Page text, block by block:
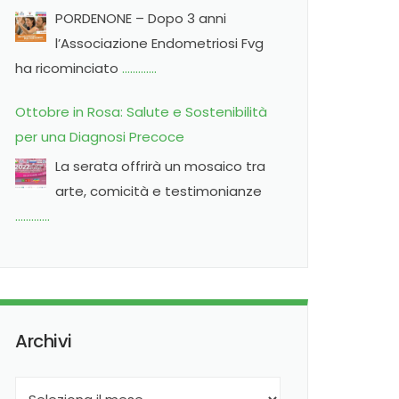
PordenonePORDENONE – Dopo 3 anni
l’Associazione Endometriosi Fvg
ha ricominciato ………….
Ottobre in Rosa: Salute e Sostenibilità
per una Diagnosi Precoce
La serata offrirà un mosaico tra
arte, comicità e testimonianze
………….
Archivi